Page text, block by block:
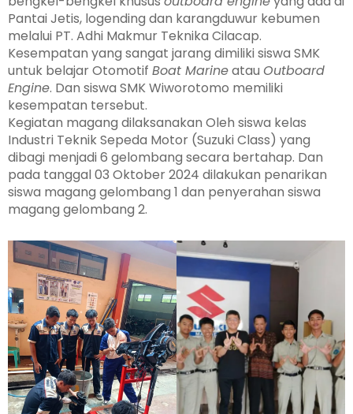
Pantai Jetis, logending dan karangduwur kebumen
melalui PT. Adhi Makmur Teknika Cilacap.
Kesempatan yang sangat jarang dimiliki siswa SMK
untuk belajar Otomotif Boat Marineatau Outboard
Engine. Dan siswa SMK Wiworotomo memiliki
kesempatan tersebut.
Kegiatan magang dilaksanakan Oleh siswa kelas
Industri Teknik Sepeda Motor (Suzuki Class) yang
dibagi menjadi 6 gelombang secara bertahap. Dan
pada tanggal 03 Oktober 2024 dilakukan penarikan
siswa magang gelombang 1 dan penyerahan siswa
magang gelombang 2.